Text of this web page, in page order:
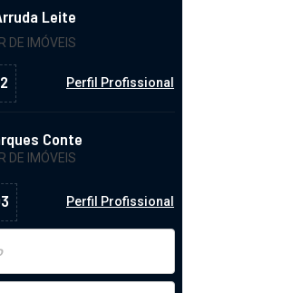
Leite
DE IMÓVEIS
Perfil Profissional
Conte
DE IMÓVEIS
Perfil Profissional